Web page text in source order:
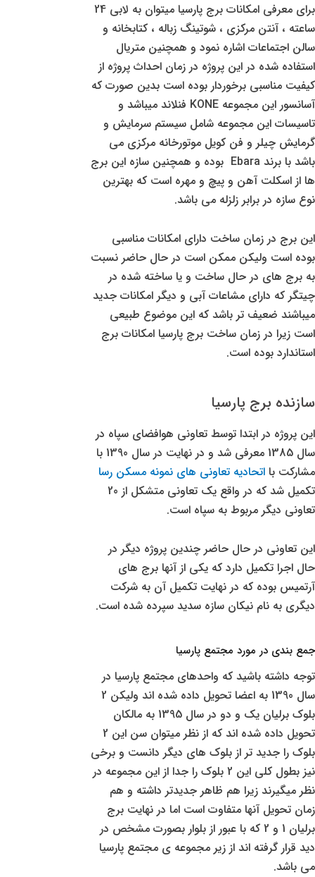
برای معرفی امکانات برج پارسیا میتوان به لابی 24
ساعته ، آنتن مرکزی ، شوتینگ زباله ، کتابخانه و
سالن اجتماعات اشاره نمود و همچنین متریال
استفاده شده در این پروژه در زمان احداث پروژه از
کیفیت مناسبی برخوردار بوده است بدین صورت که
آسانسور این مجموعه KONE فنلاند میباشد و
تاسیسات این مجموعه شامل سیستم سرمایش و
گرمایش چیلر و فن کویل موتورخانه مرکزی می
باشد با برند Ebara بوده و همچنین سازه این برج
ها از اسکلت آهن و پیچ و مهره است که بهترین
نوع سازه در برابر زلزله می باشد.
این برج در زمان ساخت دارای امکانات مناسبی
بوده است ولیکن ممکن است در حال حاضر نسبت
به برج های در حال ساخت و یا ساخته شده در
چیتگر که دارای مشاعات آبی و دیگر امکانات جدید
میباشند ضعیف تر باشد که این موضوع طبیعی
است زیرا در زمان ساخت برج پارسیا امکانات برج
استاندارد بوده است.
سازنده برج پارسیا
این پروژه در ابتدا توسط تعاونی هوافضای سپاه در
سال 1385 معرفی شد و در نهایت در سال 1390 با
مشارکت با اتحادیه تعاونی های نمونه مسکن رسا
تکمیل شد که در واقع یک تعاونی متشکل از 20
تعاونی دیگر مربوط به سپاه است.
این تعاونی در حال حاضر چندین پروژه دیگر در
حال اجرا تکمیل دارد که یکی از آنها برج های
آرتمیس بوده که در نهایت تکمیل آن به شرکت
دیگری به نام نیکان سازه سدید سپرده شده است.
جمع بندی در مورد مجتمع پارسیا
توجه داشته باشید که واحدهای مجتمع پارسیا در
سال 1390 به اعضا تحویل داده شده اند ولیکن 2
بلوک برلیان یک و دو در سال 1395 به مالکان
تحویل داده شده اند که از نظر میتوان سن این 2
بلوک را جدید تر از بلوک های دیگر دانست و برخی
نیز بطول کلی این 2 بلوک را جدا از این مجموعه در
نظر میگیرند زیرا هم ظاهر جدیدتر داشته و هم
زمان تحویل آنها متفاوت است اما در نهایت برج
برلیان 1 و 2 که با عبور از بلوار بصورت مشخص در
دید قرار گرفته اند از زیر مجموعه ی مجتمع پارسیا
می باشد.